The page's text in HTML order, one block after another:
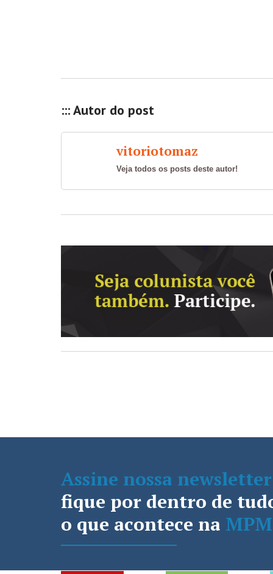
::: Autor do post
vitoriotomaz
Veja todos os posts deste autor!
Assine nossa newsletter
fique por dentro de
o que acontece na